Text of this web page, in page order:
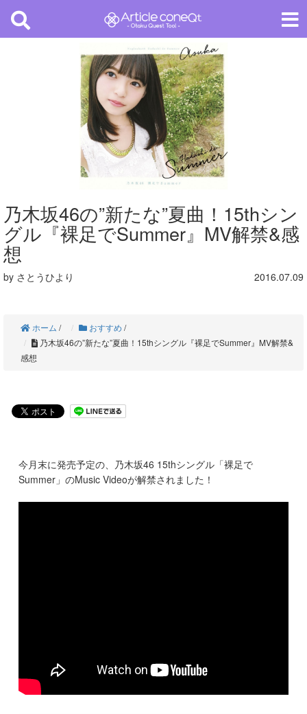
乃木坂46の”新たな”夏曲！15thシン
グル『裸足でSummer』MV解禁&感
想
by さとうひより 2016.07.09
ホーム / おすすめ /
乃木坂46の”新たな”夏曲！15thシングル『裸足でSummer』MV解禁&
感想
今月末に発売予定の、乃木坂46 15thシングル「裸足で
Summer」のMusic Videoが解禁されました！